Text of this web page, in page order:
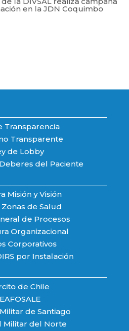
en la JDN Coquimbo
Transparencia
Transparente
de Lobby
del Paciente
Misión y Visión
de Salud
de Procesos
Organizacional
Corporativos
por Instalación
de Chile
de Santiago
Militar del Norte